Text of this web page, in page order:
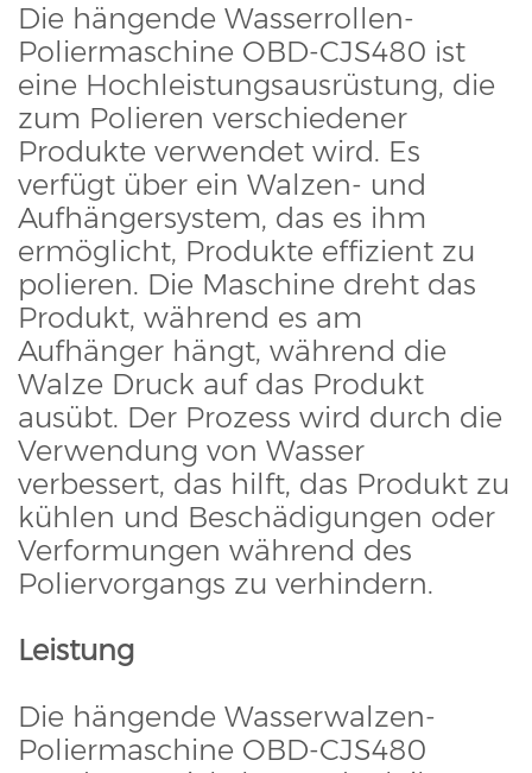
Die hängende Wasserrollen-
Poliermaschine OBD-CJS480 ist
eine Hochleistungsausrüstung, die
zum Polieren verschiedener
Produkte verwendet wird. Es
verfügt über ein Walzen- und
Aufhängersystem, das es ihm
ermöglicht, Produkte effizient zu
polieren. Die Maschine dreht das
Produkt, während es am
Aufhänger hängt, während die
Walze Druck auf das Produkt
ausübt. Der Prozess wird durch die
Verwendung von Wasser
verbessert, das hilft, das Produkt zu
kühlen und Beschädigungen oder
Verformungen während des
Poliervorgangs zu verhindern.
Leistung
Die hängende Wasserwalzen-
Poliermaschine OBD-CJS480